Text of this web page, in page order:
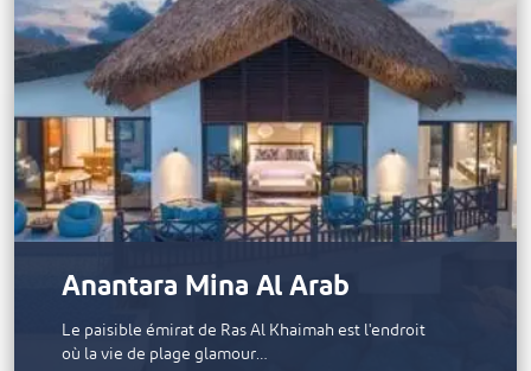
Anantara Mina Al Arab
Le paisible émirat de Ras Al Khaimah est l'endroit
où la vie de plage glamour…